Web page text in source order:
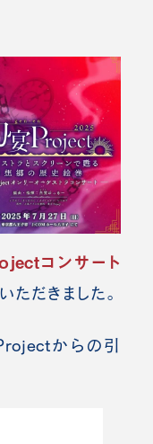
コンサート
ただきました。
からの引